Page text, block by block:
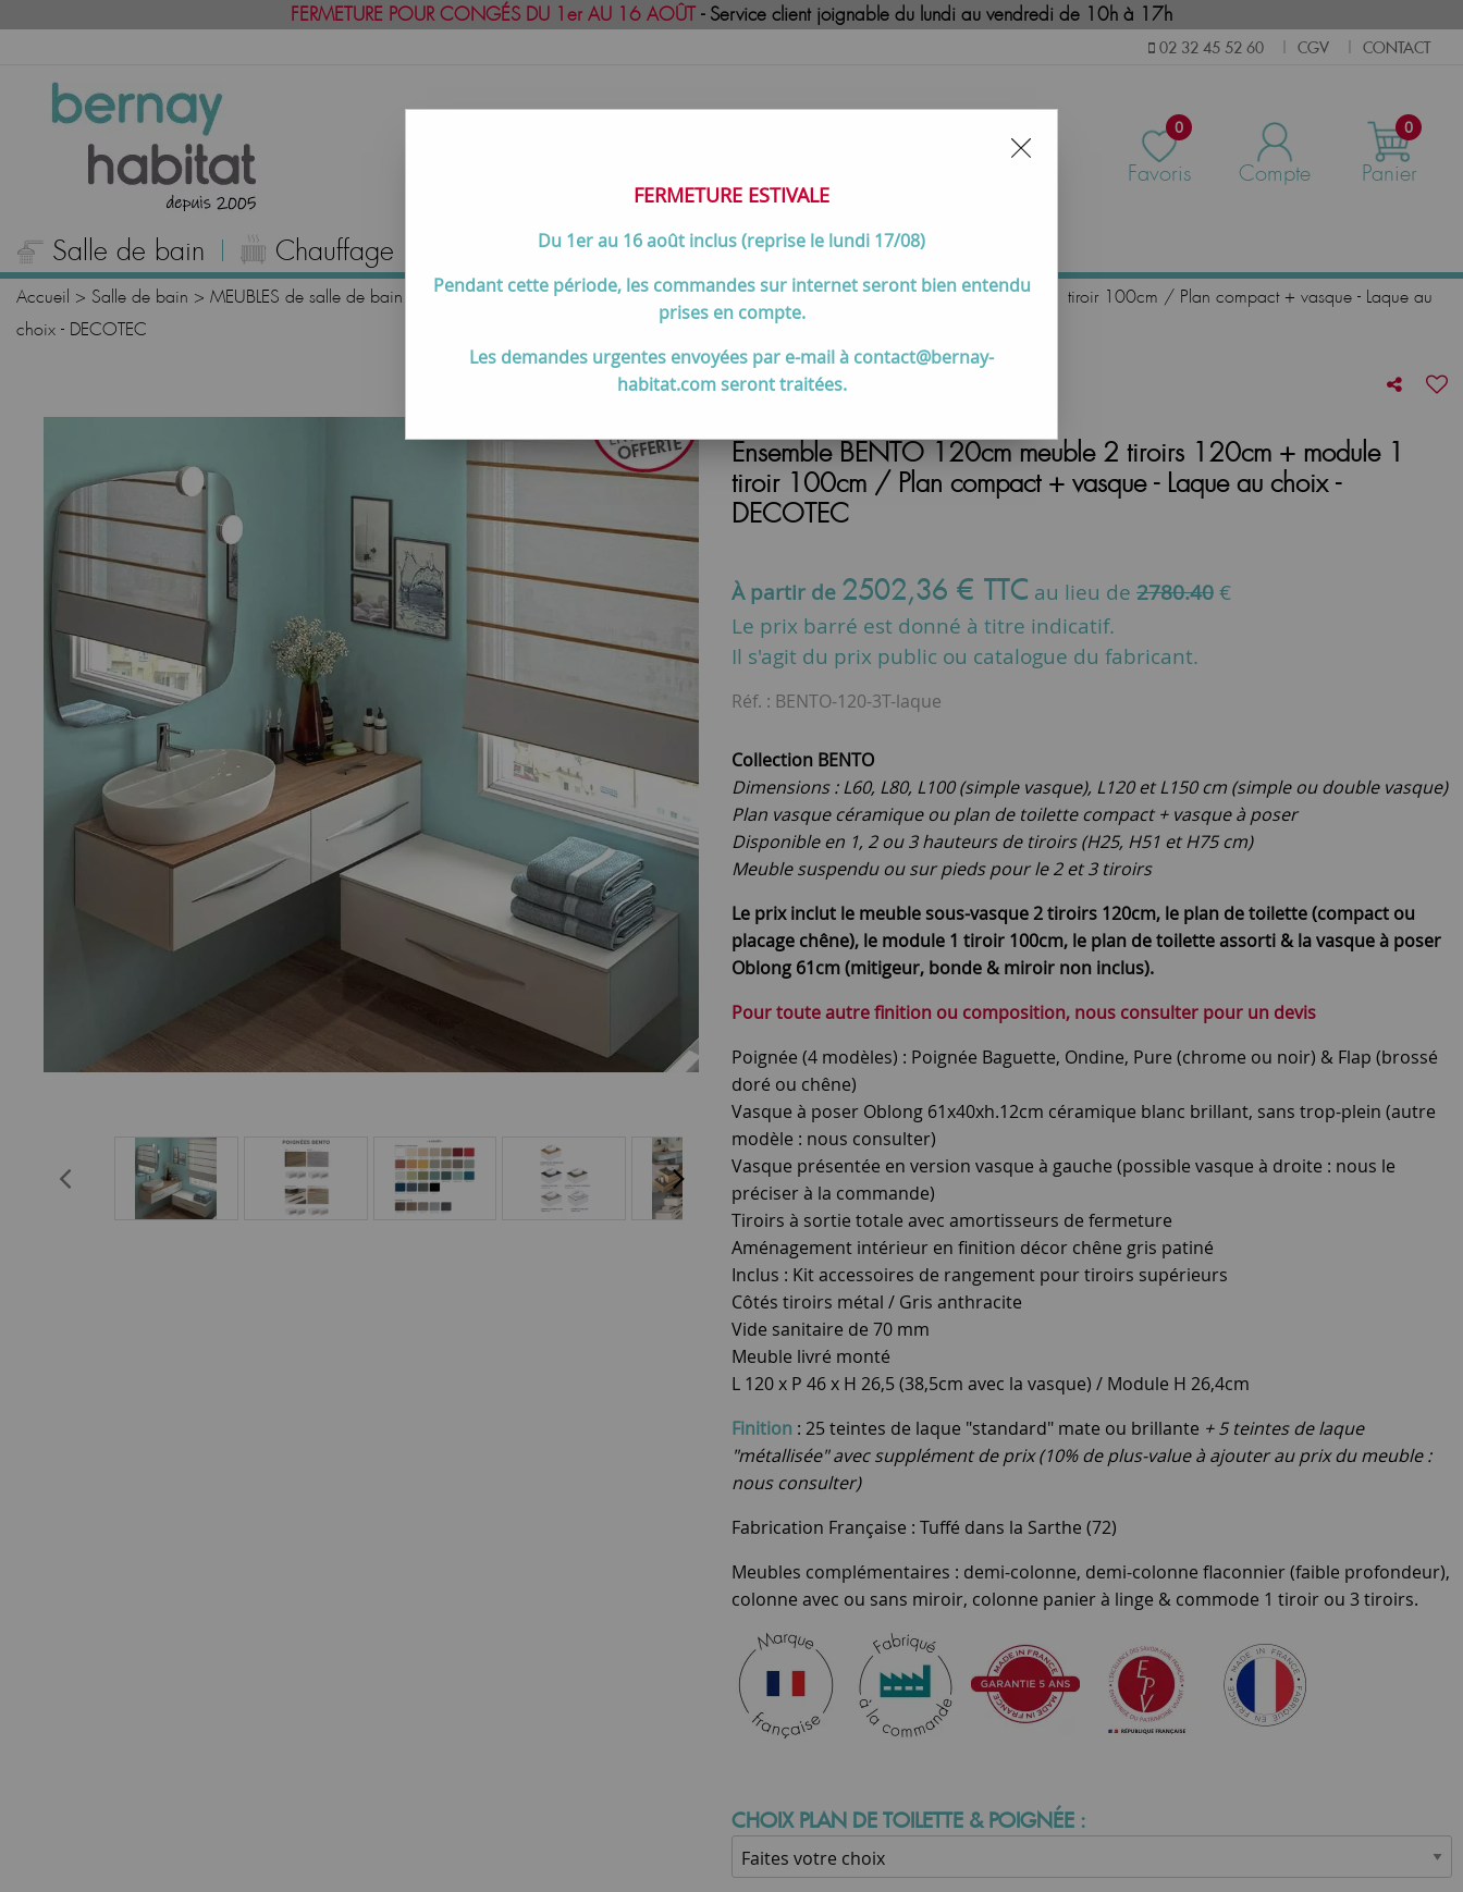
FERMETURE POUR CONGÉS DU 1er AU 16 AOÛT- Service client joignable du lundi au vendredi de 10h à 17h
02 32 45 52 60 CGV CONTACT
0
Favoris Compte
0
Panier
Salle de bain Chauffage Cuisson Meilleures ventes Contactez-nous
Accueil > Salle de bain > MEUBLES de salle de bain Meubles 120 cm et + >Ensemble BENTO 120cm meuble 2 tiroirs 120cm + module 1 tiroir 100cm / Plan compact + vasque - Laque au
choix - DECOTEC
Ensemble BENTO 120cm meuble 2 tiroirs 120cm + module 1
tiroir 100cm / Plan compact + vasque - Laque au choix -
DECOTEC
À partir de 2502,36 € TTC au lieu de 2780.40€
Le prix barré est donné à titre indicatif.
Il s'agit du prix public ou catalogue du fabricant.
Réf. : BENTO-120-3T-laque
Collection BENTO
Dimensions : L60, L80, L100 (simple vasque), L120 et L150 cm (simple ou double vasque)
Plan vasque céramique ou plan de toilette compact + vasque à poser
Disponible en 1, 2 ou 3 hauteurs de tiroirs (H25, H51 et H75 cm)
Meuble suspendu ou sur pieds pour le 2 et 3 tiroirs
Le prix inclut le meuble sous-vasque 2 tiroirs 120cm, le plan de toilette (compact ou
placage chêne), le module 1 tiroir 100cm, le plan de toilette assorti & la vasque à poser
Oblong 61cm (mitigeur, bonde & miroir non inclus).
Pour toute autre finition ou composition, nous consulter pour un devis
Poignée (4 modèles) : Poignée Baguette, Ondine, Pure (chrome ou noir) & Flap (brossé
doré ou chêne)
Vasque à poser Oblong 61x40xh.12cm céramique blanc brillant, sans trop-plein (autre
modèle : nous consulter)
Vasque présentée en version vasque à gauche (possible vasque à droite : nous le
préciser à la commande)
Tiroirs à sortie totale avec amortisseurs de fermeture
Aménagement intérieur en finition décor chêne gris patiné
Inclus : Kit accessoires de rangement pour tiroirs supérieurs
Côtés tiroirs métal / Gris anthracite
Vide sanitaire de 70 mm
Meuble livré monté
L 120 x P 46 x H 26,5 (38,5cm avec la vasque) / Module H 26,4cm
Finition : 25 teintes de laque "standard" mate ou brillante + 5 teintes de laque
"métallisée" avec supplément de prix (10% de plus-value à ajouter au prix du meuble :
nous consulter)
Fabrication Française : Tuffé dans la Sarthe (72)
Meubles complémentaires : demi-colonne, demi-colonne flaconnier (faible profondeur),
colonne avec ou sans miroir, colonne panier à linge & commode 1 tiroir ou 3 tiroirs.
CHOIX PLAN DE TOILETTE & POIGNÉE :
FERMETURE ESTIVALE
Du 1er au 16 août inclus (reprise le lundi 17/08)
Pendant cette période, les commandes sur internet seront bien entendu
prises en compte.
Les demandes urgentes envoyées par e-mail à contact@bernay-
habitat.com seront traitées.